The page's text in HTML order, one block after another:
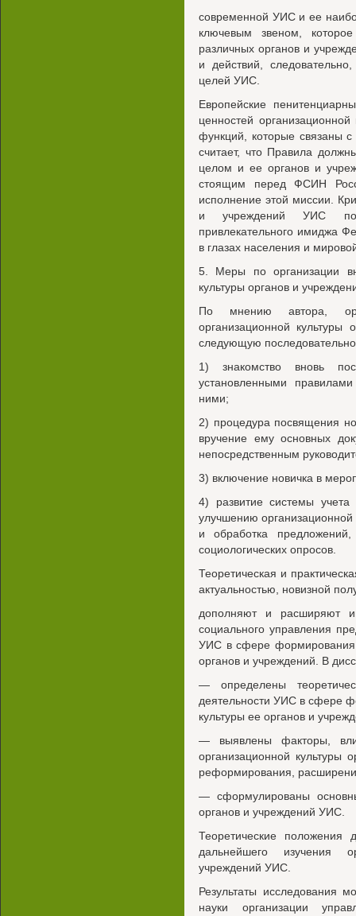
современной УИС и ее
ключевым звеном, которое
различных органов и
и действий,
целей УИС.
Европейские
ценностей
функций, которые связаны
считает, что Правила
целом и ее органов и
стоящим перед ФСИН
исполнение этой миссии.
и учреждений УИС
привлекательного имиджа
в глазах населения и
5. Меры по организации
культуры органов и
По мнению автора,
организационной
следующую
1) знакомство вновь
установленными
ними;
2) процедура посвящения
вручение ему основных
непосредственным
3) включение новичка в
4) развитие системы
улучшению
и обработка предложений,
социологических опросов.
Теоретическая и
актуальностью, новизной
дополняют и расширяют
социального управления
УИС в сфере формирования
органов и учреждений. В
— определены
деятельности УИС в сфере
культуры ее органов и
— выявлены факторы,
организационной
реформирования,
— сформулированы
органов и учреждений УИС.
Теоретические положения
дальнейшего изучения
учреждений УИС.
Результаты исследования
науки организации